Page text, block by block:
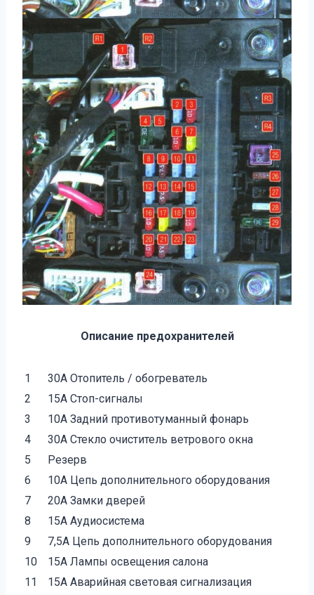
Описание предохранителей
1
30А Отопитель / обогреватель
2
15А Стоп-сигналы
3
10А Задний противотуманный фонарь
4
30А Стекло очиститель ветрового окна
5
Резерв
6
10А Цепь дополнительного оборудования
7
20А Замки дверей
8
15А Аудиосистема
9
7,5А Цепь дополнительного оборудования
10
15А Лампы освещения салона
11
15А Аварийная световая сигнализация